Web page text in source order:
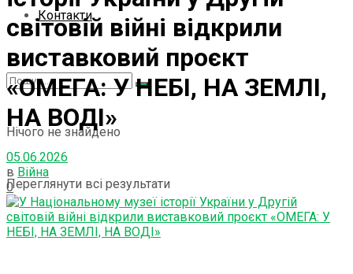
Контакти
Нічого не знайдено
Переглянути всі результати
світовій війні відкрили
виставковий проєкт
«ОМЕГА: У НЕБІ, НА ЗЕМЛІ,
НА ВОДІ»
05.06.2026
в Війна
0